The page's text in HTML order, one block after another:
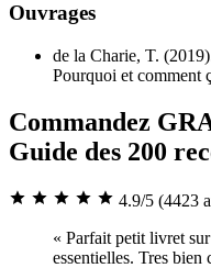
Ouvrages
de la Charie, T.
Pourquoi et comment
Commandez
Guide des 200
4.9/5 (4423
« Parfait petit livret
essentielles. Tres bien